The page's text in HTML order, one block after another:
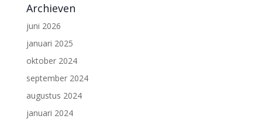
Archieven
juni 2026
januari 2025
oktober 2024
september 2024
augustus 2024
januari 2024